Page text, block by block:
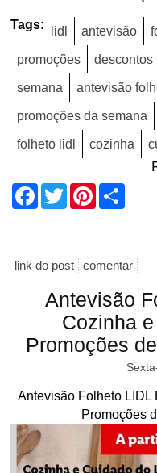
Tags: lidl antevisão
promoções descontos
semana antevisão
promoções da semana
folheto lidl cozinha
Facebook
TwitterPinterest
link do post comentar
Antevisão
Cozinha
Promoções
Antevisão Folheto
Promoções